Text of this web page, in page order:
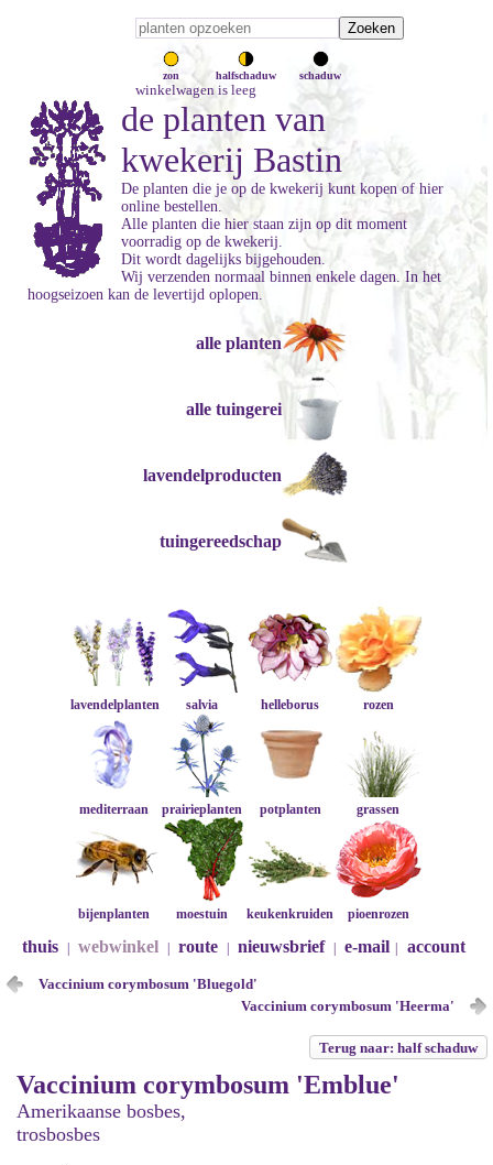
zon halfschaduw schaduw
winkelwagen is leeg
de planten van
kwekerij Bastin
De planten die je op de kwekerij kunt kopen of hier
online bestellen.
Alle planten die hier staan zijn op dit moment
voorradig op de kwekerij.
Dit wordt dagelijks bijgehouden.
Wij verzenden normaal binnen enkele dagen. In het
hoogseizoen kan de levertijd oplopen.
alle planten
alle tuingerei
lavendelproducten
tuingereedschap
lavendelplanten salvia helleborus rozen
mediterraan prairieplanten potplanten grassen
bijenplanten moestuin keukenkruiden pioenrozen
thuis webwinkel route nieuwsbrief e-mail account
Vaccinium corymbosum 'Bluegold'
Vaccinium corymbosum 'Heerma'
Terug naar: half schaduw
Vaccinium corymbosum 'Emblue'
Amerikaanse bosbes,
trosbosbes